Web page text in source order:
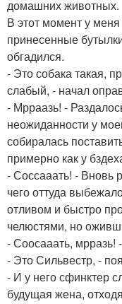
домашних животных.
В этот момент у
принесенные
обгадился.
- Это собака такая,
слабый, - начал
- Мрраазь! -
неожиданности у
собиралась
примерно как у
- Соссааать! - Вновь
чего оттуда
отливом и быстро
челюстями, но
- Соосааать, мрразь!
- Это Сильвестр, -
- И у него сфинктер
будущая жена,